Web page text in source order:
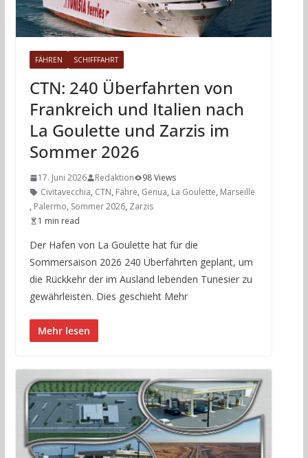
FÄHREN SCHIFFFAHRT
CTN: 240 Überfahrten von
Frankreich und Italien nach
La Goulette und Zarzis im
Sommer 2026
17. Juni 2026 Redaktion
98 Views
Civitavecchia, CTN, Fähre, Genua, La Goulette, Marseille
, Palermo, Sommer 2026, Zarzis
1 min read
Der Hafen von La Goulette hat für die
Sommersaison 2026 240 Überfahrten geplant, um
die Rückkehr der im Ausland lebenden Tunesier zu
gewährleisten. Dies geschieht Mehr
Mehr lesen